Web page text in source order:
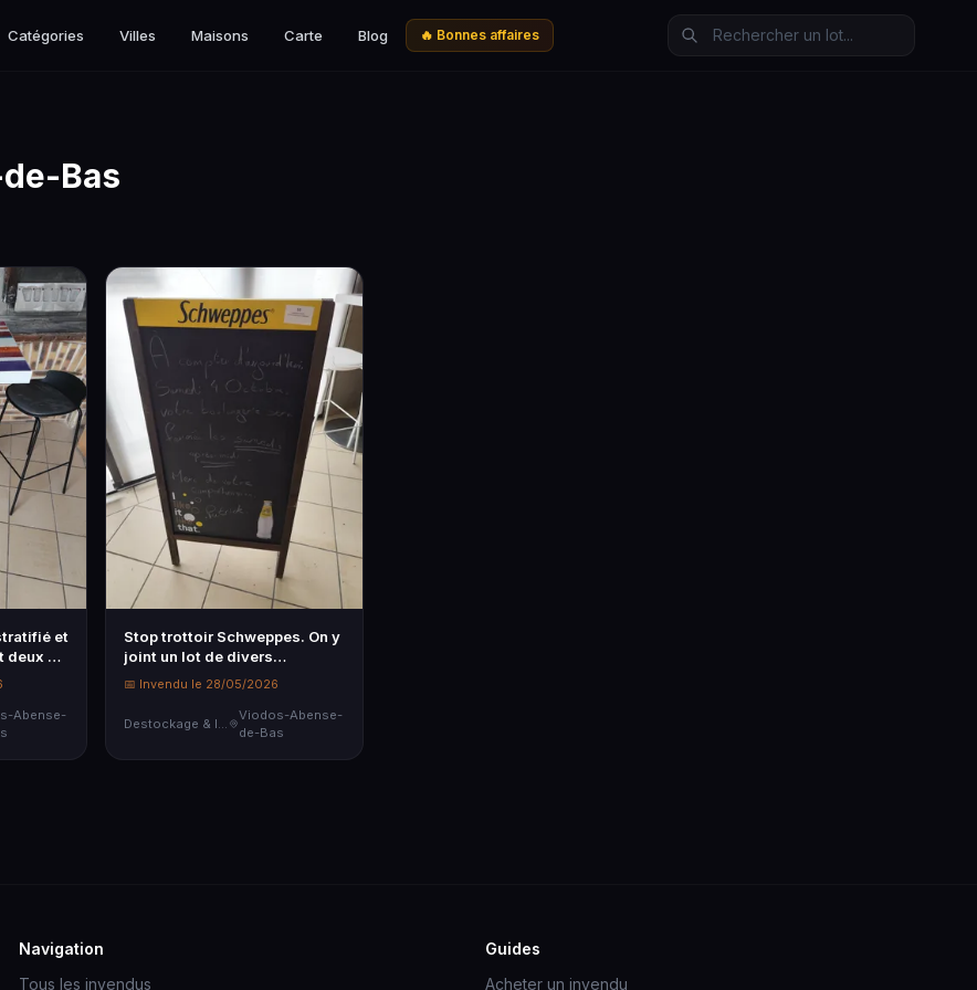
Catégories Villes Maisons Carte Blog 🔥 Bonnes affaires
Bas
et
deux …
Abense-
Stop trottoir Schweppes. On y
joint un lot de divers
matérie…
📅 Invendu le 28/05/2026
Viodos-Abense-
de-Bas
Navigation
Tous les invendus
Guides
Acheter un invendu